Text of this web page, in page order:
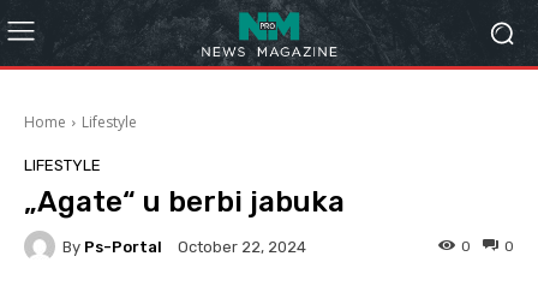
Home Lifestyle
LIFESTYLE
„Agate“ u berbi jabuka
By Ps-Portal October 22, 2024 0
0